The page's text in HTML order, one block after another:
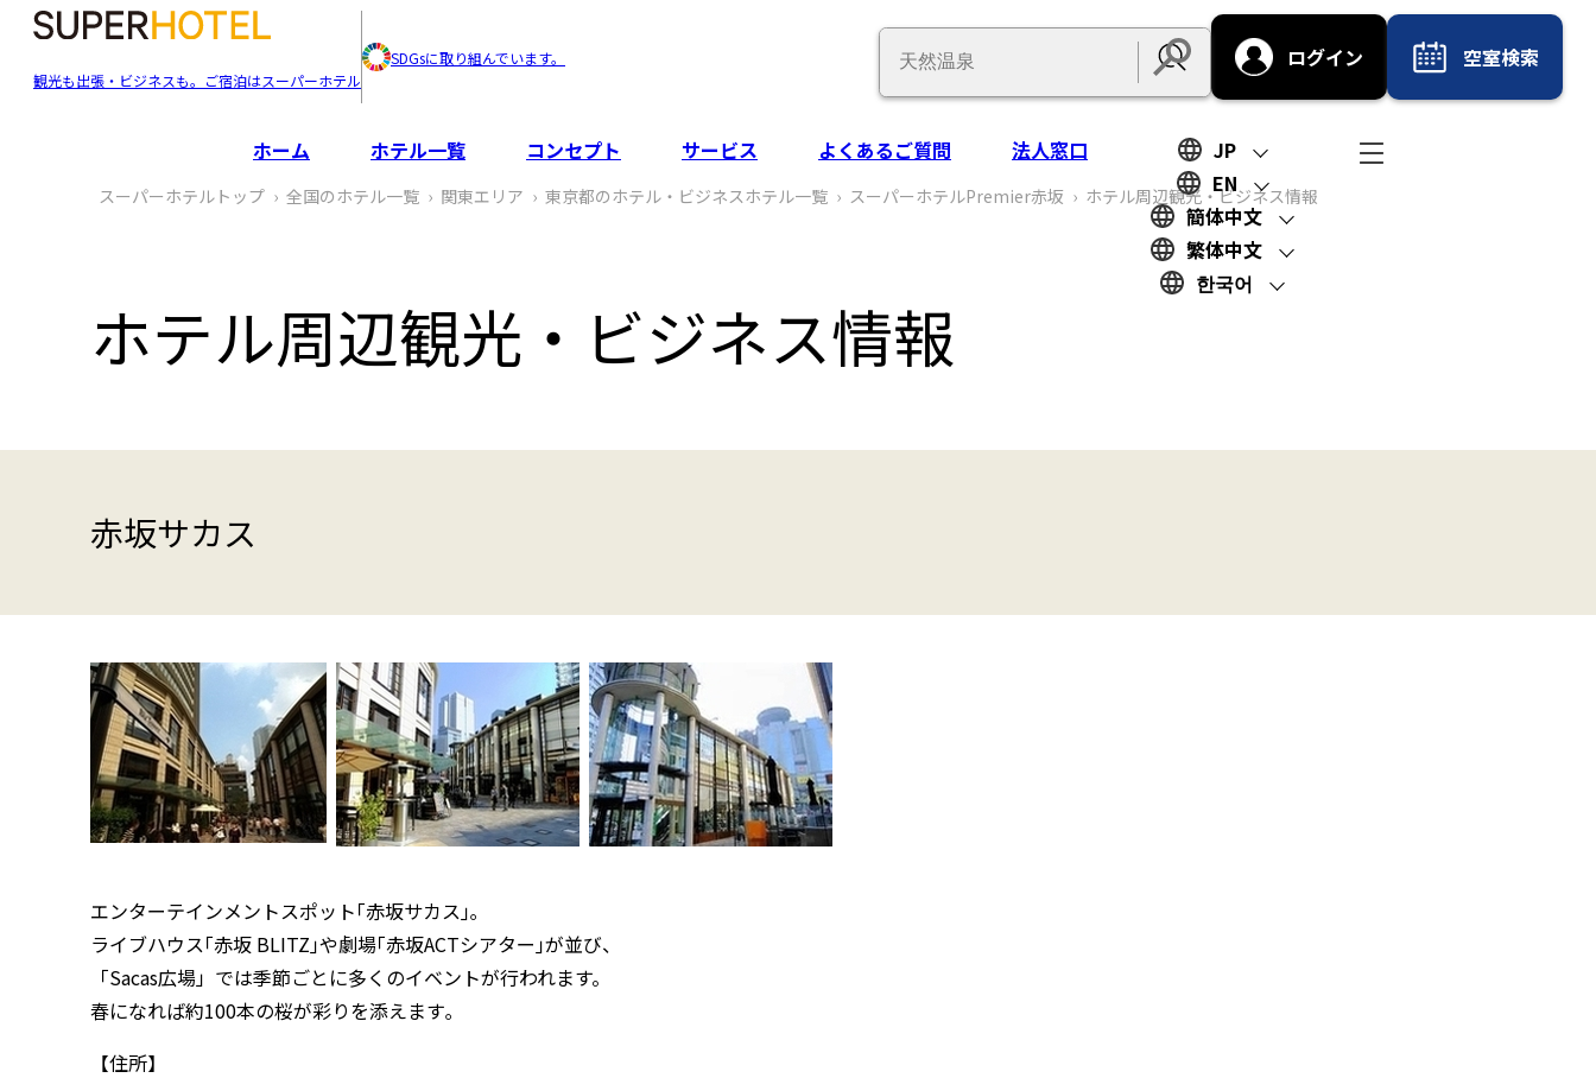
観光も出張・ビジネスも。ご宿泊はスーパーホテル
SDGsに取り組んでいます。
search
Submit
ログイン 空室検索
ホーム ホテル一覧 コンセプト サービス よくあるご質問 法人窓口
JP
EN
簡体中文
繁体中文
한국어
スーパーホテルトップ 全国のホテル一覧 関東エリア 東京都のホテル・ビジネスホテル一覧 スーパーホテルPremier赤坂 ホテル周辺観光‧ビジネス情報
ホテル周辺観光‧ビジネス情報
赤坂サカス
エンターテインメントスポット｢赤坂サカス｣｡
ライブハウス｢赤坂 BLITZ｣や劇場｢赤坂ACTシアター｣が並び、
「Sacas広場」では季節ごとに多くのイベントが行われます。
春になれば約100本の桜が彩りを添えます｡
【住所】